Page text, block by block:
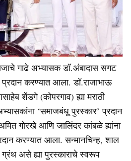
गाढे अभ्यासक डॉ.अंबादास सगट
प्रदान करण्यात आला. डॉ.राजाभाऊ
शेंडगे (कोपरगाव) ह्या मराठी
‘समाजबंधू पुरस्कार’ प्रदान
गोरखे आणि जालिंदर कांबळे ह्यांना
करण्यात आला. सन्मानचिन्ह, शाल
असे ह्या पुरस्काराचे स्वरूप